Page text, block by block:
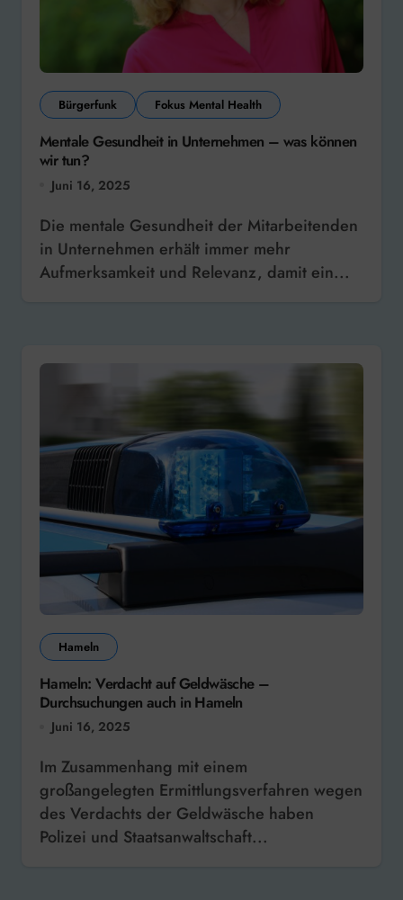
Bürgerfunk Fokus Mental Health
Mentale Gesundheit in Unternehmen – was können
wir tun?
Juni 16, 2025
Die mentale Gesundheit der Mitarbeitenden
in Unternehmen erhält immer mehr
Aufmerksamkeit und Relevanz, damit ein...
Hameln
Hameln: Verdacht auf Geldwäsche –
Durchsuchungen auch in Hameln
Juni 16, 2025
Im Zusammenhang mit einem
großangelegten Ermittlungsverfahren wegen
des Verdachts der Geldwäsche haben
Polizei und Staatsanwaltschaft...